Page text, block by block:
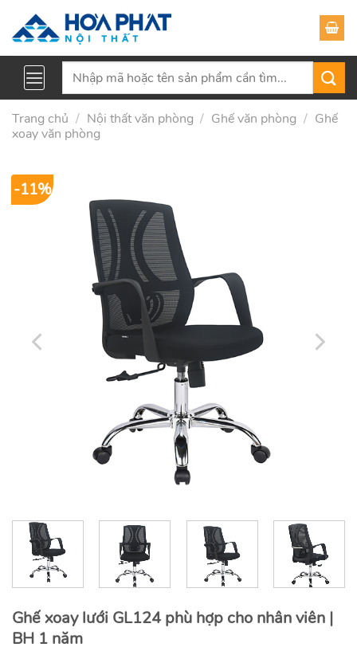
Tìm
Trang chủ / Nội thất văn phòng / Ghế văn phòng / Ghế
xoay văn phòng
-11%
Ghế xoay lưới GL124 phù hợp cho nhân viên |
BH 1 năm